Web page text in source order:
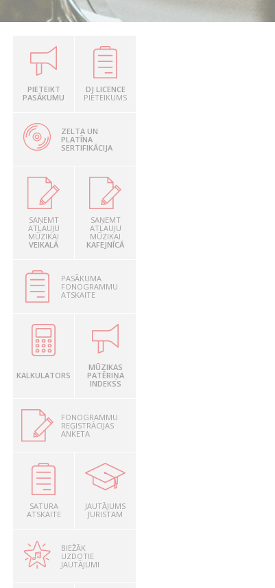
PIETEIKT
PASĀKUMU
DJ LICENCE
PIETEIKUMS
ZELTA UN
PLATĪNA
SERTIFIKĀCIJA
SAŅEMT
ATĻAUJU
MŪZIKAI
VEIKALĀ
SAŅEMT
ATĻAUJU
MŪZIKAI
KAFEJNĪCĀ
PASĀKUMA
FONOGRAMMU
ATSKAITE
KALKULATORS
MŪZIKAS
PATĒRIŅA
INDEKSS
FONOGRAMMU
REĢISTRĀCIJAS
ANKETA
SATURA
ATSKAITE
JAUTĀJUMS
JURISTAM
BIEŽĀK
UZDOTIE
JAUTĀJUMI